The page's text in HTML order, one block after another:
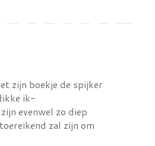
zijn boekje de spijker
ik-
evenwel zo diep
zal zijn om